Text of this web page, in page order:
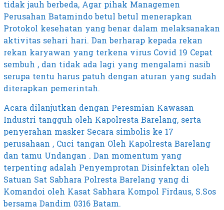
tidak jauh berbeda, Agar pihak Managemen
Perusahan Batamindo betul betul menerapkan
Protokol kesehatan yang benar dalam melaksanakan
aktivitas sehari hari. Dan berharap kepada rekan
rekan karyawan yang terkena virus Covid 19 Cepat
sembuh , dan tidak ada lagi yang mengalami nasib
serupa tentu harus patuh dengan aturan yang sudah
diterapkan pemerintah.
Acara dilanjutkan dengan Peresmian Kawasan
Industri tangguh oleh Kapolresta Barelang, serta
penyerahan masker Secara simbolis ke 17
perusahaan , Cuci tangan Oleh Kapolresta Barelang
dan tamu Undangan . Dan momentum yang
terpenting adalah Penyemprotan Disinfektan oleh
Satuan Sat Sabhara Polresta Barelang yang di
Komandoi oleh Kasat Sabhara Kompol Firdaus, S.Sos
bersama Dandim 0316 Batam.